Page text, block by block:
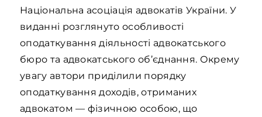
Національна асоціація адвокатів України. У
виданні розглянуто особливості
оподаткування діяльності адвокатського
бюро та адвокатського об’єднання. Окрему
увагу автори приділили порядку
оподаткування доходів, отриманих
адвокатом — фізичною особою, що